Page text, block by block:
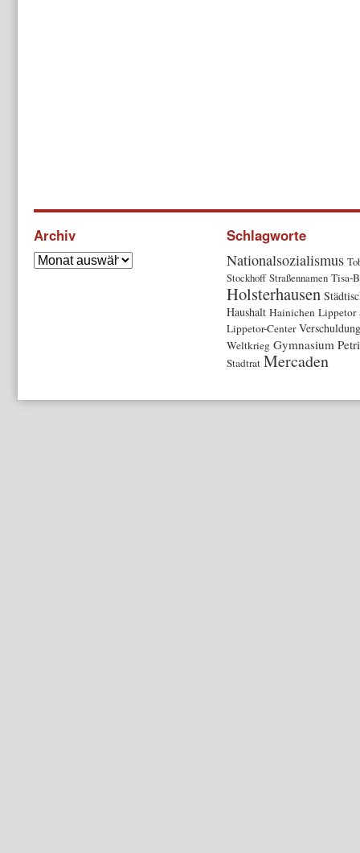
Archiv
Schlagworte
Nationalsozialismus
Stockhoff Straßennamen Tisa-
Holsterhausen
Haushalt Hainichen Lippetor
Lippetor-Center Verschuldung
Weltkrieg Gymnasium
Stadtrat Mercaden